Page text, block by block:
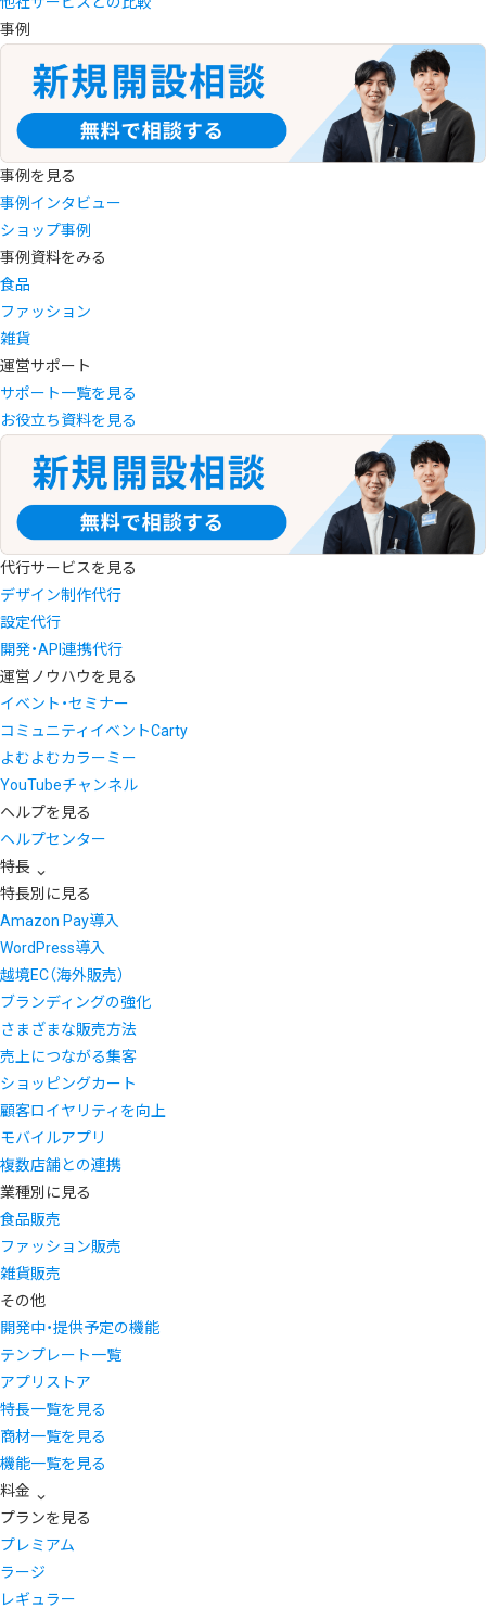
事例
事例を見る
事例インタビュー
ショップ事例
事例資料をみる
食品
ファッション
雑貨
運営サポート
サポート一覧を見る
お役立ち資料を見る
代行サービスを見る
デザイン制作代行
設定代行
開発・API連携代行
運営ノウハウを見る
イベント・セミナー
コミュニティイベントCarty
よむよむカラーミー
YouTubeチャンネル
ヘルプを見る
ヘルプセンター
特長
特長別に見る
Amazon Pay導入
WordPress導入
越境EC（海外販売）
ブランディングの強化
さまざまな販売方法
売上につながる集客
ショッピングカート
顧客ロイヤリティを向上
モバイルアプリ
複数店舗との連携
業種別に見る
食品販売
ファッション販売
雑貨販売
その他
開発中・提供予定の機能
テンプレート一覧
アプリストア
特長一覧を見る
商材一覧を見る
機能一覧を見る
料金
プランを見る
プレミアム
ラージ
レギュラー